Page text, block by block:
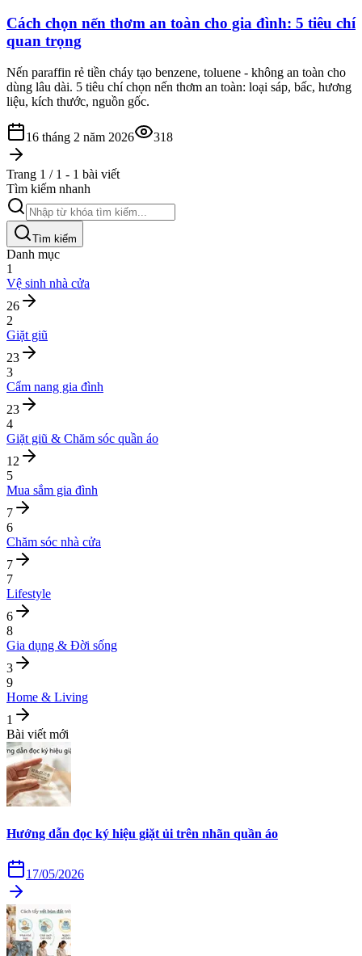
Cách chọn nến thơm an toàn cho gia đình: 5 tiêu chí
quan trọng
Nến paraffin rẻ tiền cháy tạo benzene, toluene - không an toàn cho
dùng lâu dài. 5 tiêu chí chọn nến thơm an toàn: loại sáp, bấc, hương
liệu, kích thước, nguồn gốc.
16 tháng 2 năm 2026 318
Trang 1 / 1 - 1 bài viết
Tìm kiếm nhanh
Tìm kiếm
Danh mục
1
Vệ sinh nhà cửa
26
2
Giặt giũ
23
3
Cẩm nang gia đình
23
4
Giặt giũ & Chăm sóc quần áo
12
5
Mua sắm gia đình
7
6
Chăm sóc nhà cửa
7
7
Lifestyle
6
8
Gia dụng & Đời sống
3
9
Home & Living
1
Bài viết mới
Hướng dẫn đọc ký hiệu giặt ủi trên nhãn quần áo
17/05/2026